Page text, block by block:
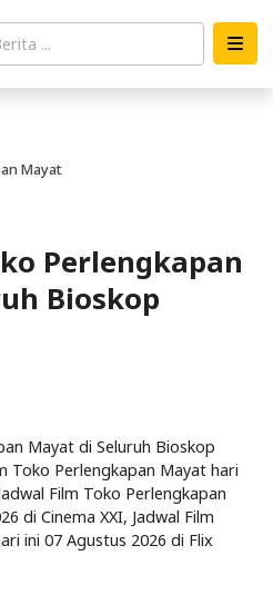
Mayat
Perlengkapan
Bioskop
Mayat di Seluruh Bioskop
Toko Perlengkapan Mayat hari
Film Toko Perlengkapan
di Cinema XXI, Jadwal Film
ini 07 Agustus 2026 di Flix